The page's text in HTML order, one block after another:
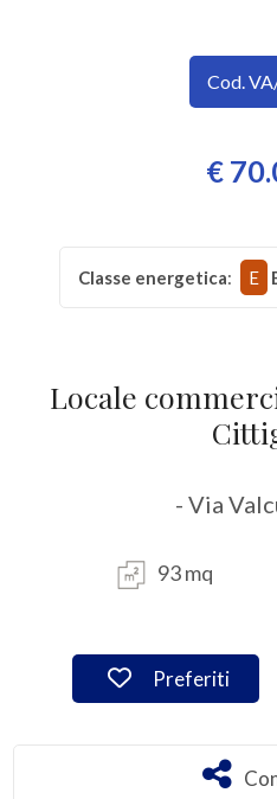
Cod.
€
Classe energetica: E
Locale
- Via
93 mq
Preferiti: Cod.
Preferiti
multiscelta
Commerciali
Industriali